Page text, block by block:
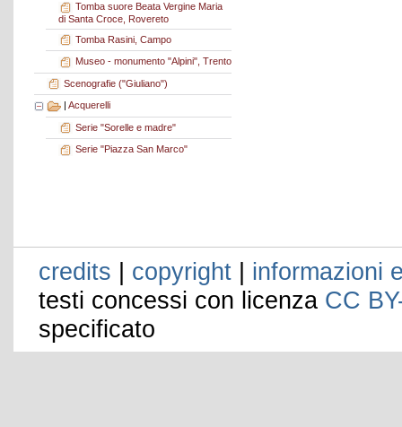
Tomba suore Beata Vergine Maria
di Santa Croce, Rovereto
Tomba Rasini, Campo
Museo - monumento "Alpini", Trento
Scenografie ("Giuliano")
Acquerelli
Serie "Sorelle e madre"
Serie "Piazza San Marco"
credits | copyright | informazioni
testi concessi con licenza CC
specificato